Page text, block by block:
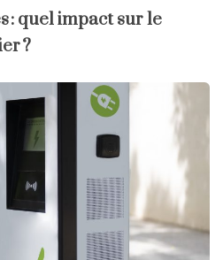
: quel impact sur le
?